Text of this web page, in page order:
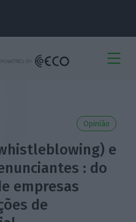
Opinião
e
: do
empresas
de